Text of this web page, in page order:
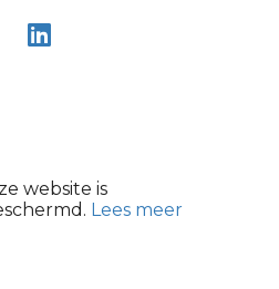
website is
Lees meer